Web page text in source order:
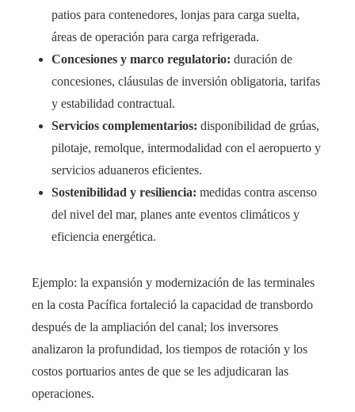
patios para contenedores, lonjas para carga suelta,
áreas de operación para carga refrigerada.
Concesiones y marco regulatorio: duración de
concesiones, cláusulas de inversión obligatoria, tarifas
y estabilidad contractual.
Servicios complementarios: disponibilidad de grúas,
pilotaje, remolque, intermodalidad con el aeropuerto y
servicios aduaneros eficientes.
Sostenibilidad y resiliencia: medidas contra ascenso
del nivel del mar, planes ante eventos climáticos y
eficiencia energética.
Ejemplo: la expansión y modernización de las terminales
en la costa Pacífica fortaleció la capacidad de transbordo
después de la ampliación del canal; los inversores
analizaron la profundidad, los tiempos de rotación y los
costos portuarios antes de que se les adjudicaran las
operaciones.